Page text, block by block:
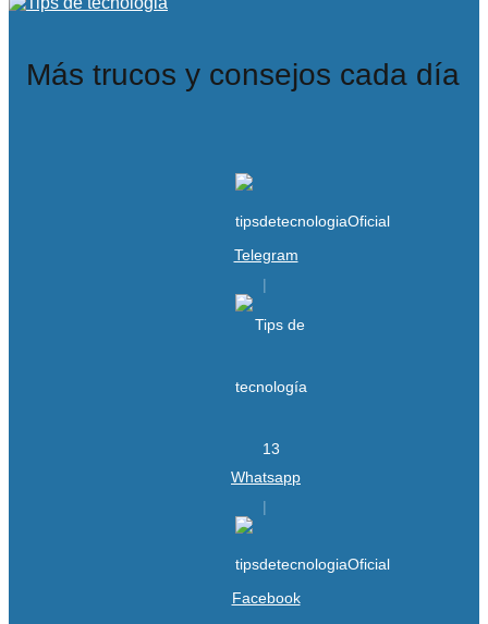
Más trucos y consejos cada día
Telegram
Whatsapp
Facebook